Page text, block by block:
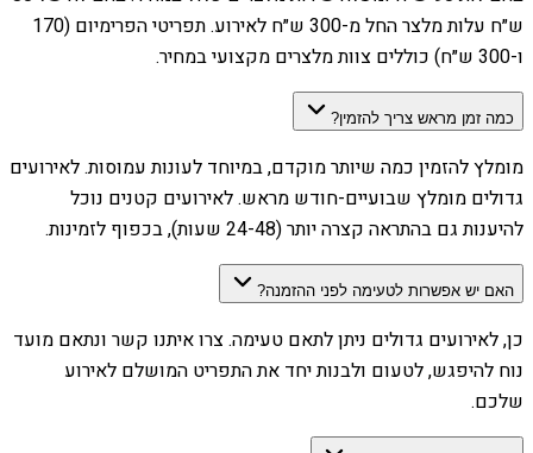
ש״ח עלות מלצר החל מ-300 ש״ח לאירוע. תפריטי הפרימיום (170
ו-300 ש״ח) כוללים צוות מלצרים מקצועי במחיר.
כמה זמן מראש צריך להזמין?
מומלץ להזמין כמה שיותר מוקדם, במיוחד לעונות עמוסות. לאירועים
גדולים מומלץ שבועיים-חודש מראש. לאירועים קטנים נוכל
להיענות גם בהתראה קצרה יותר (24-48 שעות), בכפוף לזמינות.
האם יש אפשרות לטעימה לפני ההזמנה?
כן, לאירועים גדולים ניתן לתאם טעימה. צרו איתנו קשר ונתאם מועד
נוח להיפגש, לטעום ולבנות יחד את התפריט המושלם לאירוע
שלכם.